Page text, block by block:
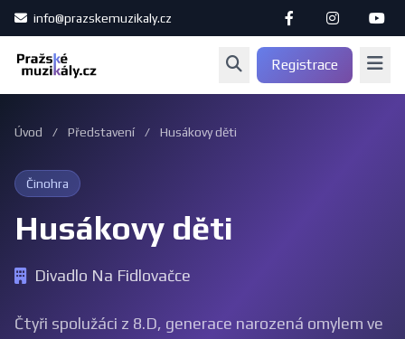
info@prazskemuzikaly.cz
Registrace
Úvod / Představení / Husákovy děti
Činohra
Husákovy děti
Divadlo Na Fidlovačce
Čtyři spolužáci z 8.D, generace narozená omylem ve